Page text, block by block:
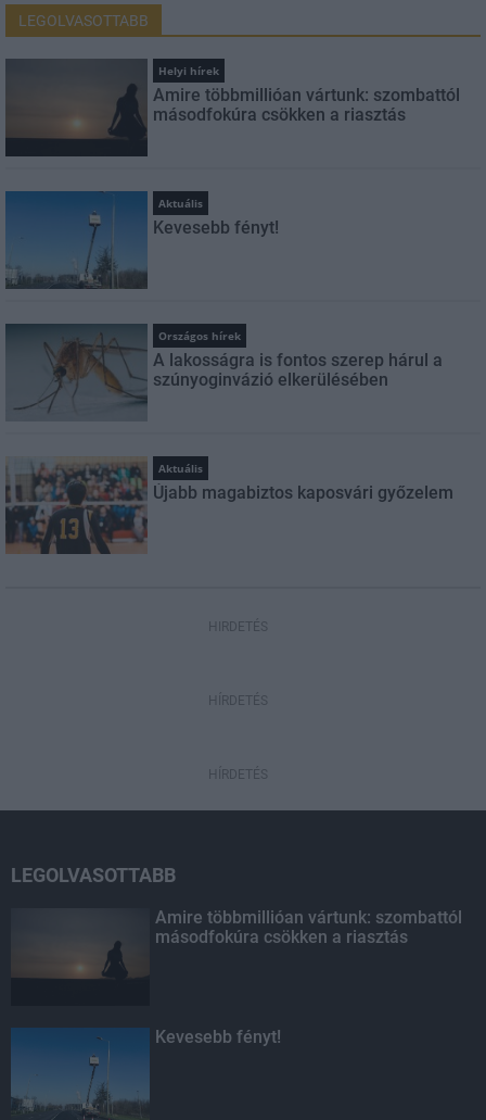
LEGOLVASOTTABB
Helyi hírek
Amire többmillióan vártunk: szombattól
másodfokúra csökken a riasztás
Aktuális
Kevesebb fényt!
Országos hírek
A lakosságra is fontos szerep hárul a
szúnyoginvázió elkerülésében
Aktuális
Újabb magabiztos kaposvári győzelem
HIRDETÉS
HÍRDETÉS
HÍRDETÉS
LEGOLVASOTTABB
Amire többmillióan vártunk: szombattól
másodfokúra csökken a riasztás
Kevesebb fényt!